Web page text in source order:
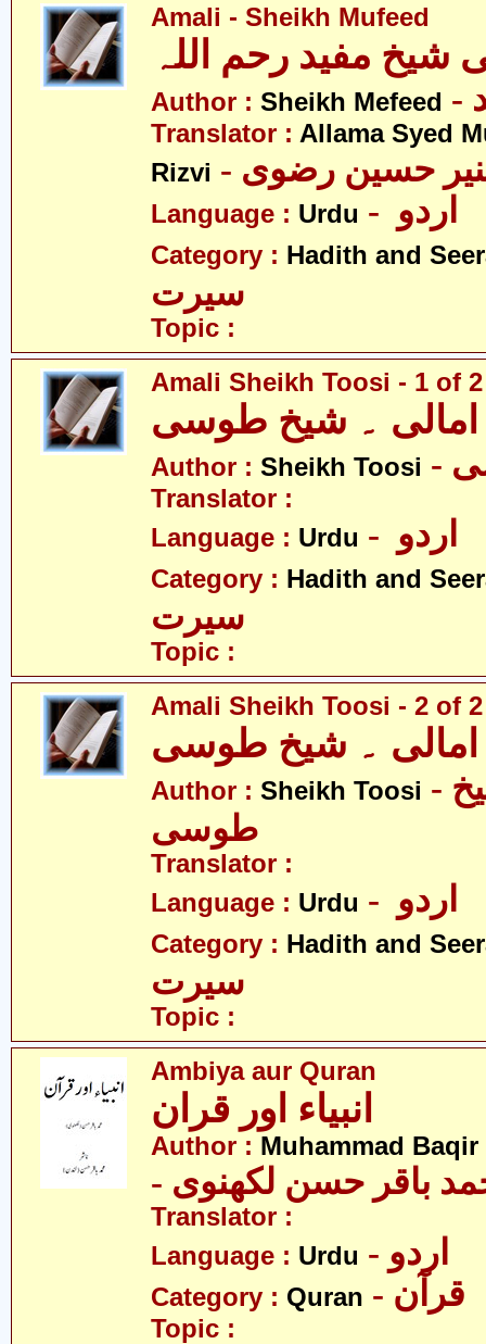
Amali - Sheikh Mufeed
شیخ مفید رحم اللہ
Author : Sheikh Mefeed
Translator : Allama Syed
Rizvi
حسین رضوی
Language : Urdu
Category : Hadith and
سیرت
Topic :
Amali Sheikh Toosi - 1 of 2
امالی ۔ شیخ طوسی
Author : Sheikh Toosi
Translator :
Language : Urdu
Category : Hadith and
سیرت
Topic :
Amali Sheikh Toosi - 2 of 2
امالی ۔ شیخ طوسی
Author : Sheikh Toosi - امالی ۔ شیخ
طوسی
Translator :
Language : Urdu
Category : Hadith and
سیرت
Topic :
Ambiya aur Quran
انبیاء اور قران
Author : Muhammad
باقر حسن لکھنوی
Translator :
Language : Urdu - اردو
Category : Quran - قرآن
Topic :